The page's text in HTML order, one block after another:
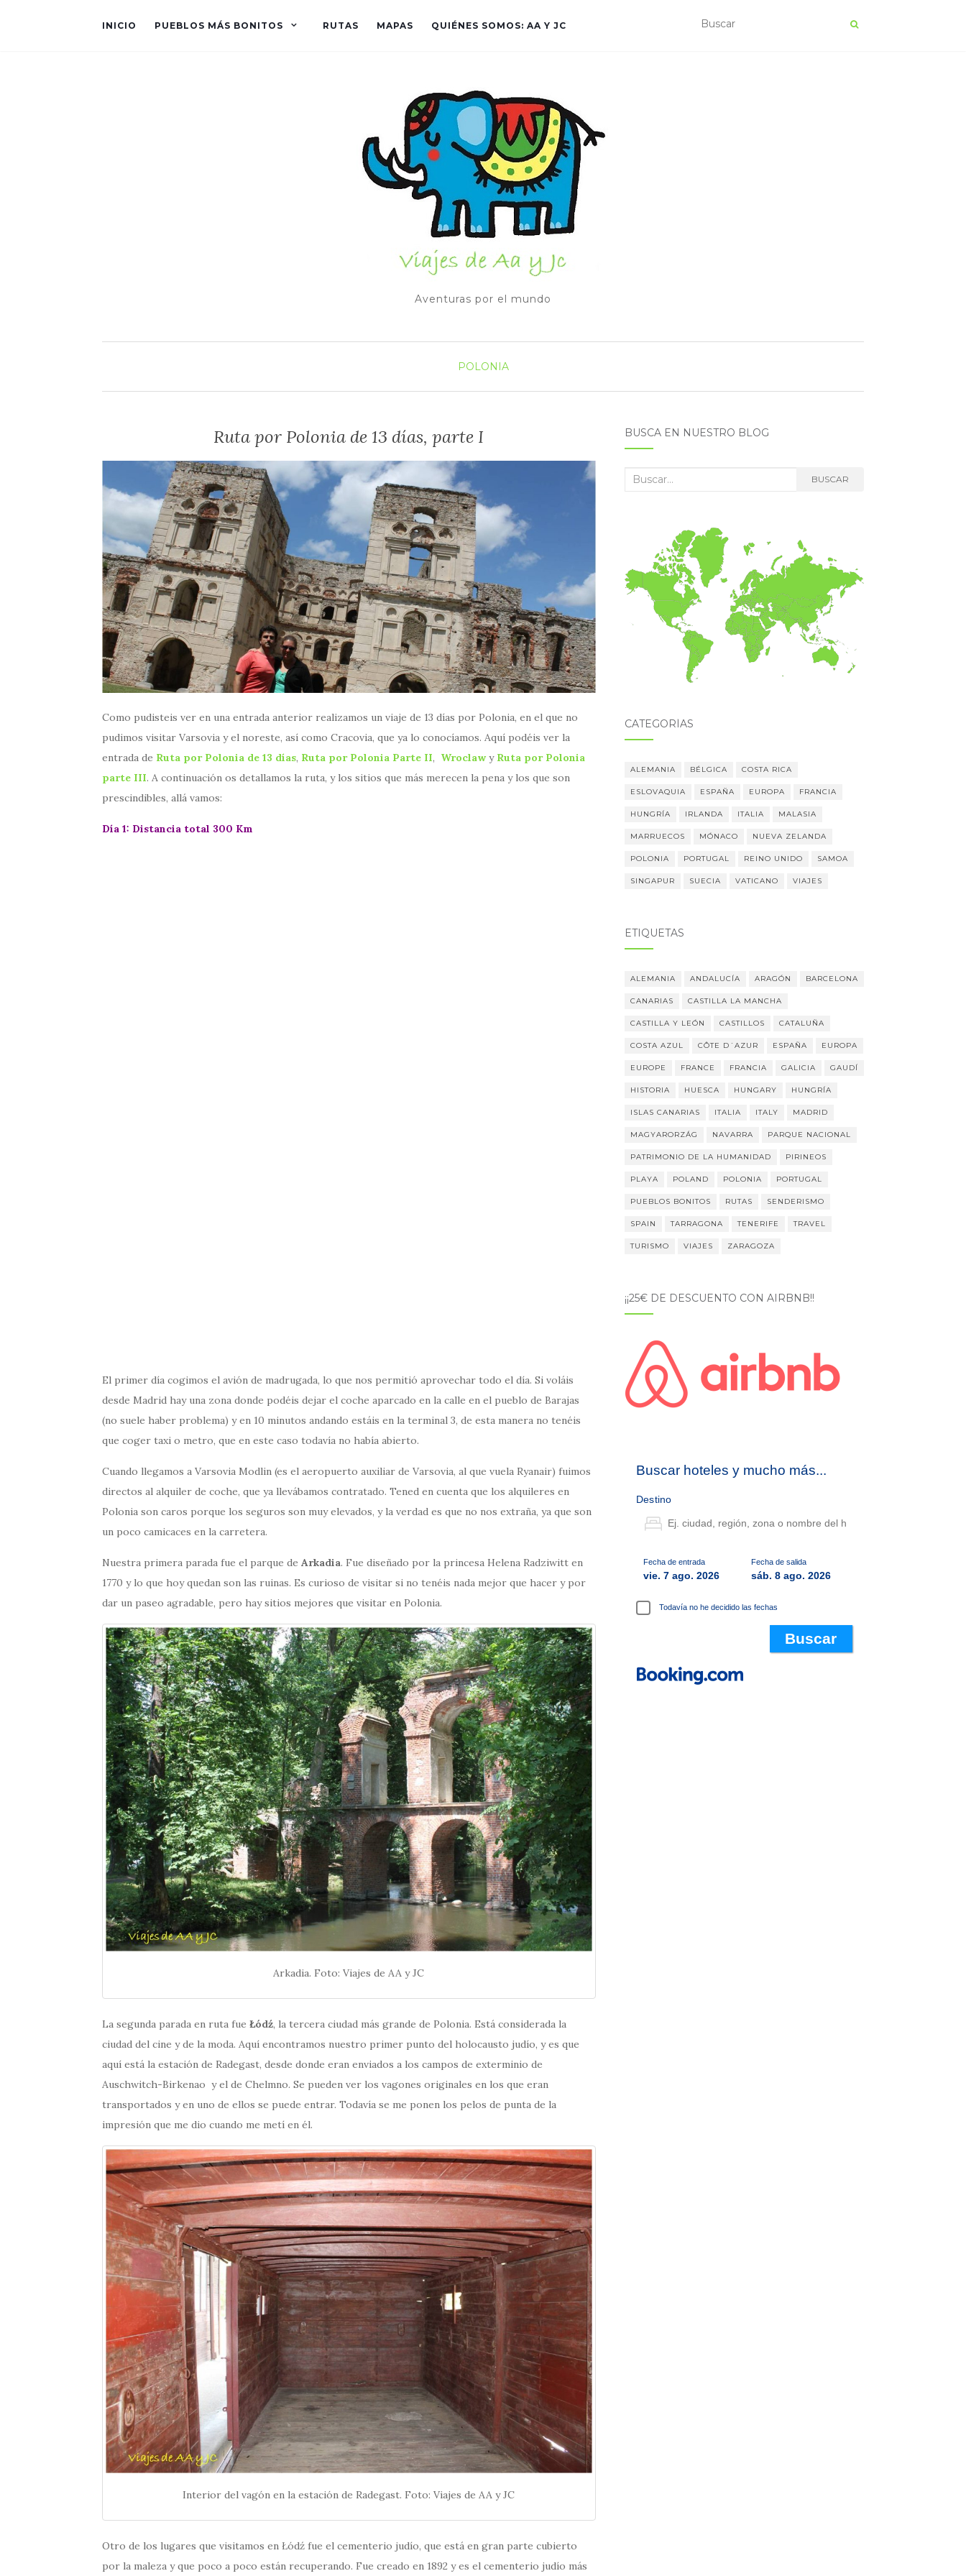
INICIO PUEBLOS MÁS BONITOS RUTAS MAPAS QUIÉNES SOMOS: AA Y JC
Aventuras por el mundo
POLONIA
Ruta por Polonia de 13 días, parte I
Como pudisteis ver en una entrada anterior realizamos un viaje de 13 días por Polonia, en el que no
pudimos visitar Varsovia y el noreste, así como Cracovia, que ya lo conocíamos. Aquí podéis ver la
entrada de Ruta por Polonia de 13 días, Ruta por Polonia Parte II, Wroclawy Ruta por Polonia
parte III. A continuación os detallamos la ruta, y los sitios que más merecen la pena y los que son
prescindibles, allá vamos:
Día 1: Distancia total 300 Km
El primer día cogimos el avión de madrugada, lo que nos permitió aprovechar todo el día. Si voláis
desde Madrid hay una zona donde podéis dejar el coche aparcado en la calle en el pueblo de Barajas
(no suele haber problema) y en 10 minutos andando estáis en la terminal 3, de esta manera no tenéis
que coger taxi o metro, que en este caso todavía no había abierto.
Cuando llegamos a Varsovia Modlin (es el aeropuerto auxiliar de Varsovia, al que vuela Ryanair) fuimos
directos al alquiler de coche, que ya llevábamos contratado. Tened en cuenta que los alquileres en
Polonia son caros porque los seguros son muy elevados, y la verdad es que no nos extraña, ya que son
un poco camicaces en la carretera.
Nuestra primera parada fue el parque de Arkadia. Fue diseñado por la princesa Helena Radziwitt en
1770 y lo que hoy quedan son las ruinas. Es curioso de visitar si no tenéis nada mejor que hacer y por
dar un paseo agradable, pero hay sitios mejores que visitar en Polonia.
Arkadia. Foto: Viajes de AA y JC
La segunda parada en ruta fue Łódź, la tercera ciudad más grande de Polonia. Está considerada la
ciudad del cine y de la moda. Aquí encontramos nuestro primer punto del holocausto judío, y es que
aquí está la estación de Radegast, desde donde eran enviados a los campos de exterminio de
Auschwitch-Birkenao y el de Chelmno. Se pueden ver los vagones originales en los que eran
transportados y en uno de ellos se puede entrar. Todavía se me ponen los pelos de punta de la
impresión que me dio cuando me metí en él.
Interior del vagón en la estación de Radegast. Foto: Viajes de AA y JC
Otro de los lugares que visitamos en Łódź fue el cementerio judío, que está en gran parte cubierto
por la maleza y que poco a poco están recuperando. Fue creado en 1892 y es el cementerio judío más
BUSCA EN NUESTRO BLOG
Buscar: BUSCAR
CATEGORÍAS
ALEMANIA BÉLGICA COSTA RICA
ESLOVAQUIA ESPAÑA EUROPA FRANCIA
HUNGRÍA IRLANDA ITALIA MALASIA
MARRUECOS MÓNACO NUEVA ZELANDA
POLONIA PORTUGAL REINO UNIDO SAMOA
SINGAPUR SUECIA VATICANO VIAJES
ETIQUETAS
ALEMANIA ANDALUCÍA ARAGÓN BARCELONA
CANARIAS CASTILLA LA MANCHA
CASTILLA Y LEÓN CASTILLOS CATALUÑA
COSTA AZUL CÔTE D´AZUR ESPAÑA EUROPA
EUROPE FRANCE FRANCIA GALICIA GAUDÍ
HISTORIA HUESCA HUNGARY HUNGRÍA
ISLAS CANARIAS ITALIA ITALY MADRID
MAGYARORZÁG NAVARRA PARQUE NACIONAL
PATRIMONIO DE LA HUMANIDAD PIRINEOS
PLAYA POLAND POLONIA PORTUGAL
PUEBLOS BONITOS RUTAS SENDERISMO
SPAIN TARRAGONA TENERIFE TRAVEL
TURISMO VIAJES ZARAGOZA
¡¡25€ DE DESCUENTO CON AIRBNB!!
Buscar hoteles y mucho más...
Destino
Fecha de entrada
vie. 7 ago. 2026
Fecha de salida
sáb. 8 ago. 2026
Todavía no he decidido las fechas